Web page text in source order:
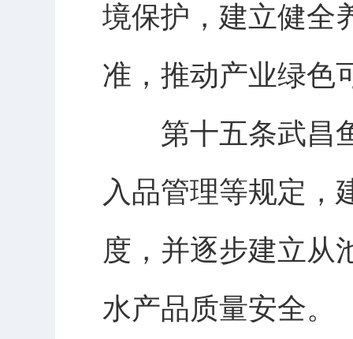
境保护，建立健全
准，推动产业绿色
第十五条武昌鱼
入品管理等规定，
度，并逐步建立从
水产品质量安全。